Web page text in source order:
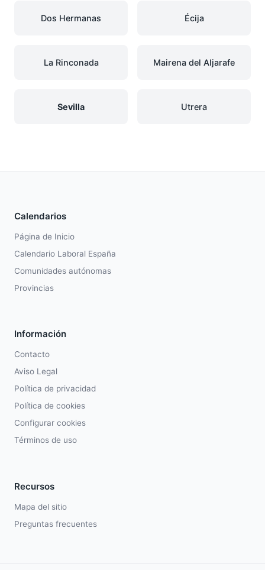
Dos Hermanas Écija
La Rinconada Mairena del Aljarafe
Sevilla Utrera
Calendarios
Página de Inicio
Calendario Laboral España
Comunidades autónomas
Provincias
Información
Contacto
Aviso Legal
Política de privacidad
Política de cookies
Configurar cookies
Términos de uso
Recursos
Mapa del sitio
Preguntas frecuentes